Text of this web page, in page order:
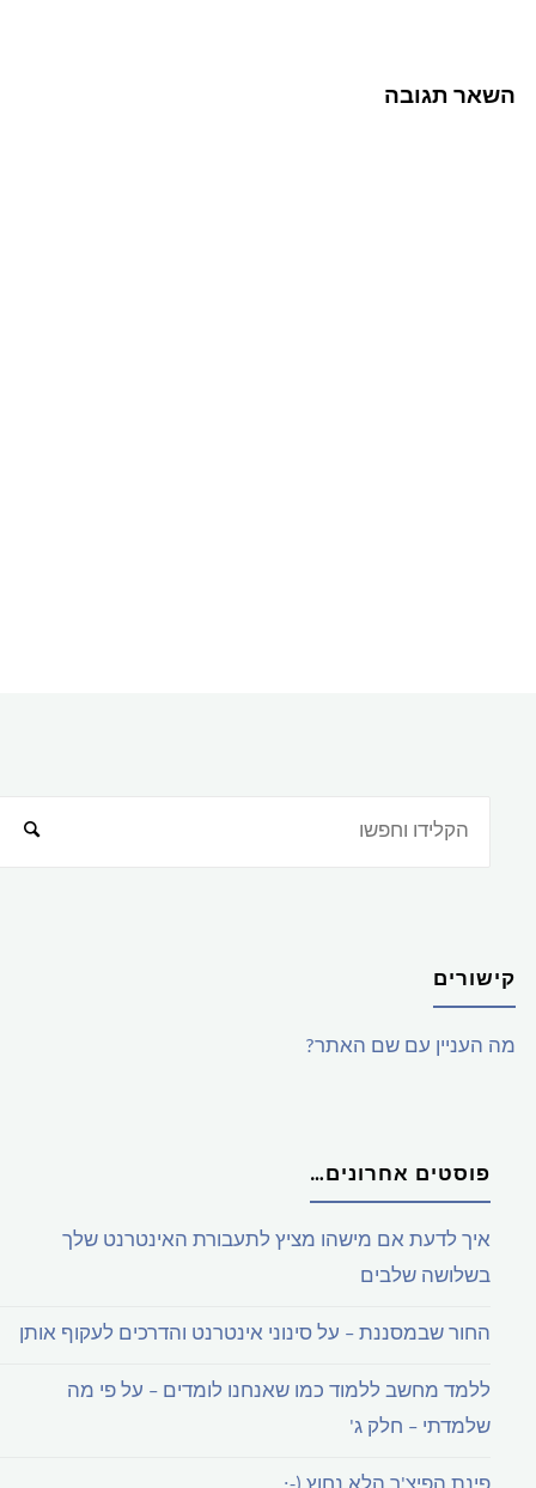
השאר תגובה
קישורים
מה העניין עם שם האתר?
פוסטים אחרונים…
איך לדעת אם מישהו מציץ לתעבורת האינטרנט שלך
בשלושה שלבים
החור שבמסננת – על סינוני אינטרנט והדרכים לעקוף אותן
ללמד מחשב ללמוד כמו שאנחנו לומדים – על פי מה
שלמדתי – חלק ג'